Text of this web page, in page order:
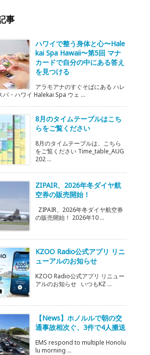
事
ハワイで整う身体と心〜Hale
kai Spa Hawaii〜第5回 マナ
カードで自分の中にある答え
を見つける
アラモアナのすぐそばにある ハレ
パ・ハワイ Halekai Spa ウェ ...
8月のタイムテーブルはこち
らをご覧ください
8月のタイムテーブルは、こちら
をご覧ください Time_table_AUG
202 ...
ZIPAIR、2026年冬ダイヤ航
空券の販売開始！
ZIPAIR、2026年冬ダイヤ航空券
の販売開始！ 2026年10 ...
KZOO Radio公式アプリ リニ
ューアルのお知らせ
KZOO Radio公式アプリ リニュー
アルのお知らせ いつもKZ ...
【News】ホノルルで朝の交
通事故相次ぐ、3件で4人搬送
EMS respond to multiple Honolu
lu morning ...